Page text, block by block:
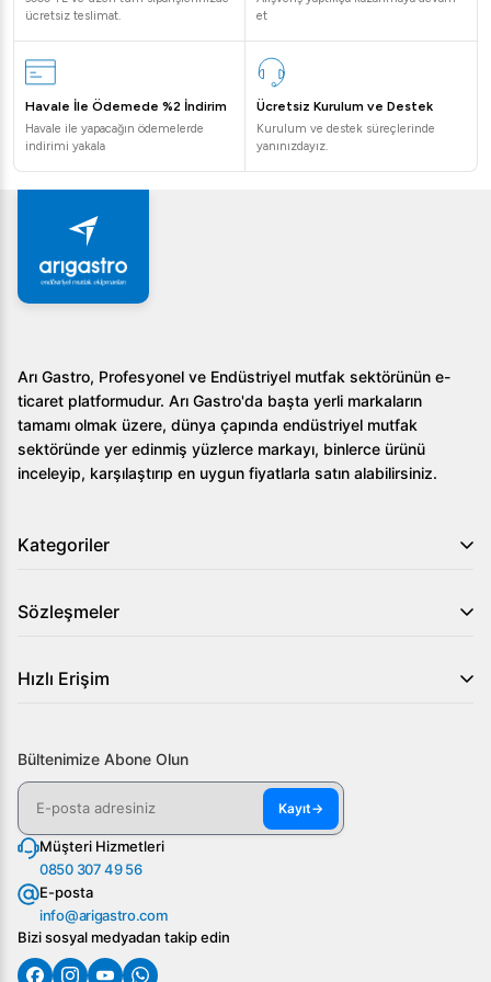
Paslanmaz çelik yüzeyi sayesinde elde kolayca yıkanabilir.
Daha iyi bir sonuç için yumuşak bir bez ve uygun bir
deterjan kullanılması önerilir.
3. Kaçarolanın kapasitesi nedir?
10 litrelik hacmi sayesinde toplamda 44 porsiyon
kapasitesi bulunmaktadır.
Öztiryakiler Kaçarola, endüstriyel mutfaklarınızda
yaptığınız işlere değer katacak eşsiz bir seçimdir. Kalitesi,
dayanıklılığı ve yüksek işlevselliği ile mutfağınıza yeni bir
ücretsiz teslimat.
et
Havale İle Ödemede %2 İndirim
Havale ile yapacağın ödemelerde
indirimi yakala
Ücretsiz Kurulum ve Destek
Kurulum ve destek süreçlerinde
yanınızdayız.
Arı Gastro, Profesyonel ve Endüstriyel mutfak sektörünün e-
ticaret platformudur. Arı Gastro'da başta yerli markaların
tamamı olmak üzere, dünya çapında endüstriyel mutfak
sektöründe yer edinmiş yüzlerce markayı, binlerce ürünü
inceleyip, karşılaştırıp en uygun fiyatlarla satın alabilirsiniz.
Kategoriler
Sözleşmeler
Hızlı Erişim
Bültenimize Abone Olun
Kayıt→
Müşteri Hizmetleri
0850 307 49 56
E-posta
info@arigastro.com
Bizi sosyal medyadan takip edin